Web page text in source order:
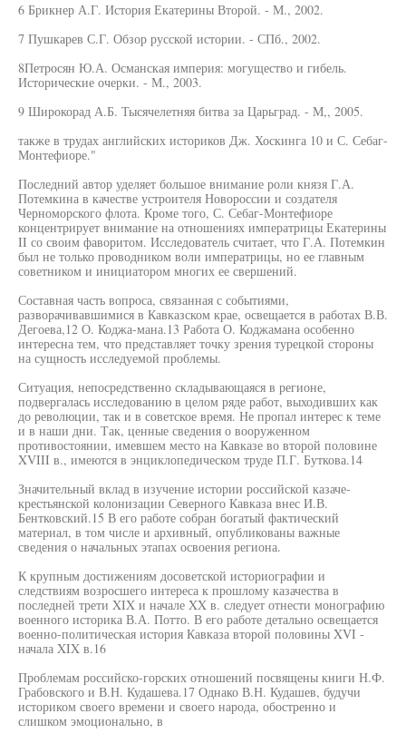
6 Брикнер А.Г. История Екатерины Второй. - М., 2002.
7 Пушкарев С.Г. Обзор русской истории. - СПб., 2002.
8Петросян Ю.А. Османская империя: могущество и гибель.
Исторические очерки. - М., 2003.
9 Широкорад А.Б. Тысячелетняя битва за Царьград. - М,, 2005.
также в трудах английских историков Дж. Хоскинга 10 и С. Себаг-
Монтефиоре."
Последний автор уделяет большое внимание роли князя Г.А.
Потемкина в качестве устроителя Новороссии и создателя
Черноморского флота. Кроме того, С. Себаг-Монтефиоре
концентрирует внимание на отношениях императрицы Екатерины
II со своим фаворитом. Исследователь считает, что Г.А. Потемкин
был не только проводником воли императрицы, но ее главным
советником и инициатором многих ее свершений.
Составная часть вопроса, связанная с событиями,
разворачивавшимися в Кавказском крае, освещается в работах В.В.
Дегоева,12 О. Коджа-мана.13 Работа О. Коджамана особенно
интересна тем, что представляет точку зрения турецкой стороны
на сущность исследуемой проблемы.
Ситуация, непосредственно складывающаяся в регионе,
подвергалась исследованию в целом ряде работ, выходивших как
до революции, так и в советское время. Не пропал интерес к теме
и в наши дни. Так, ценные сведения о вооруженном
противостоянии, имевшем место на Кавказе во второй половине
XVIII в., имеются в энциклопедическом труде П.Г. Буткова.14
Значительный вклад в изучение истории российской казаче-
крестьянской колонизации Северного Кавказа внес И.В.
Бентковский.15 В его работе собран богатый фактический
материал, в том числе и архивный, опубликованы важные
сведения о начальных этапах освоения региона.
К крупным достижениям досоветской историографии и
следствиям возросшего интереса к прошлому казачества в
последней трети XIX и начале XX в. следует отнести монографию
военного историка В.А. Потто. В его работе детально освещается
военно-политическая история Кавказа второй половины XVI -
начала XIX в.16
Проблемам российско-горских отношений посвящены книги Н.Ф.
Грабовского и В.Н. Кудашева.17 Однако В.Н. Кудашев, будучи
историком своего времени и своего народа, обостренно и
слишком эмоционально, в